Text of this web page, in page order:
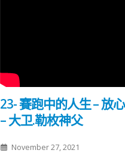
23- 賽跑中的人生 – 放
– 大卫.勒枚神父
November 27, 2021